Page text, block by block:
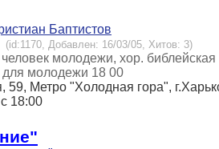
Баптистов
(id:1170, Добавлен: 16/03/05, Хитов: 3)
молодежи, хор.
для молодежи 18 00
59, Метро "Холодная гора",
18:00